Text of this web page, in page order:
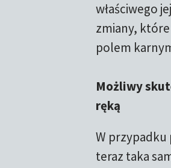
właściwego
zmiany,
polem
Możliwy
ręką
W przypadku
teraz taka